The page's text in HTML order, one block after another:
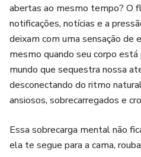
abertas ao mesmo tempo? O
notificações, notícias e a
deixam com uma sensação
mesmo quando seu corpo
mundo que sequestra nossa
desconectando do ritmo
ansiosos, sobrecarregados e
Essa sobrecarga mental não
ela te segue para a cama,